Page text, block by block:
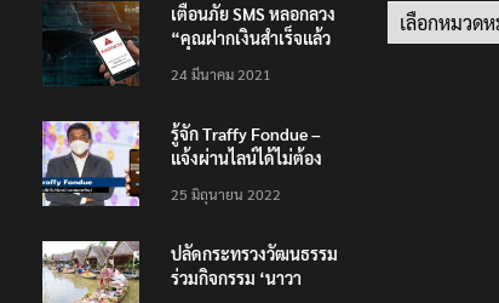
เตือนภัย SMS หลอกลวง
“คุณฝากเงินสำเร็จแล้ว
200,000 บาท”
24 มีนาคม 2021
รู้จัก Traffy Fondue –
แจ้งผ่านไลน์ได้ไม่ต้อง
ทั่วไทย ไม่ใช่แค่ในกรุง
25 มิถุนายน 2022
ปลัดกระทรวงวัฒนธรรม
ร่วมกิจกรรม ‘นาวา
Categories